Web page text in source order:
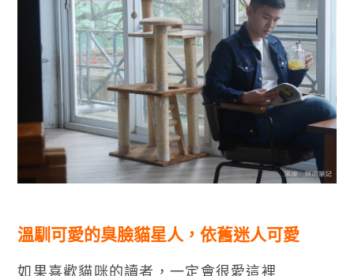
溫馴可愛的臭臉貓星人，依舊迷人可愛
如果喜歡貓咪的讀者，一定會很愛這裡